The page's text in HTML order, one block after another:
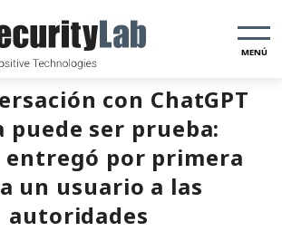
MENÚ
con ChatGPT
puede ser prueba:
entregó por primera
un usuario a las
autoridades